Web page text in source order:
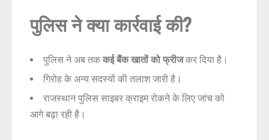
पुलिस ने क्या कार्रवाई की?
पुलिस ने अब तक कई बैंक खातों को फ्रीजकर दिया है।
गिरोह के अन्य सदस्यों की तलाश जारी है।
राजस्थान पुलिस साइबर क्राइम रोकने के लिए जांच को
आगे बढ़ा रही है।